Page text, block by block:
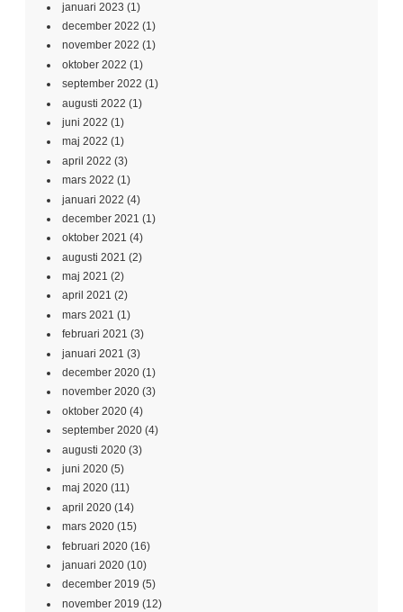
januari 2023 (1)
december 2022 (1)
november 2022 (1)
oktober 2022 (1)
september 2022 (1)
augusti 2022 (1)
juni 2022 (1)
maj 2022 (1)
april 2022 (3)
mars 2022 (1)
januari 2022 (4)
december 2021 (1)
oktober 2021 (4)
augusti 2021 (2)
maj 2021 (2)
april 2021 (2)
mars 2021 (1)
februari 2021 (3)
januari 2021 (3)
december 2020 (1)
november 2020 (3)
oktober 2020 (4)
september 2020 (4)
augusti 2020 (3)
juni 2020 (5)
maj 2020 (11)
april 2020 (14)
mars 2020 (15)
februari 2020 (16)
januari 2020 (10)
december 2019 (5)
november 2019 (12)